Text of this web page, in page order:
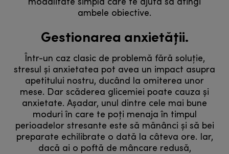
modalitate simplă care te ajută să atingi
ambele obiective.
Gestionarea anxietății.
Într-un caz clasic de problemă fără soluție,
stresul și anxietatea pot avea un impact asupra
apetitului nostru, ducând la omiterea unor
mese. Dar scăderea glicemiei poate cauza și
anxietate. Așadar, unul dintre cele mai bune
moduri în care te poți menaja în timpul
perioadelor stresante este să mănânci și să bei
preparate echilibrate o dată la câteva ore. Iar,
dacă ai o poftă de mâncare redusă,